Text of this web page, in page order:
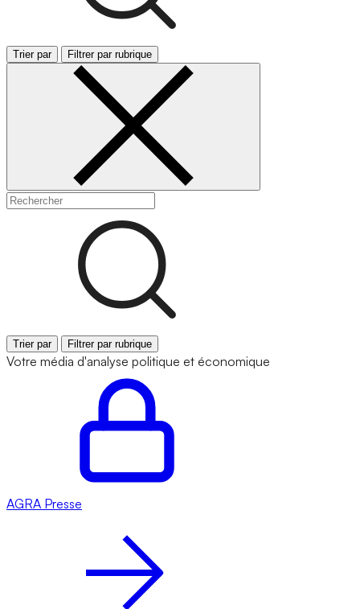
Trier par Filtrer par rubrique
Trier par Filtrer par rubrique
Votre média d'analyse politique et économique
AGRA Presse